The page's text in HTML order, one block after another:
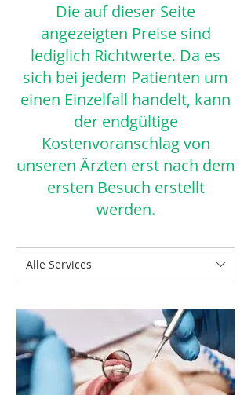
Die auf dieser Seite
angezeigten Preise sind
lediglich Richtwerte. Da es
sich bei jedem Patienten um
einen Einzelfall handelt, kann
der endgültige
Kostenvoranschlag von
unseren Ärzten erst nach dem
ersten Besuch erstellt
werden.
Alle Services